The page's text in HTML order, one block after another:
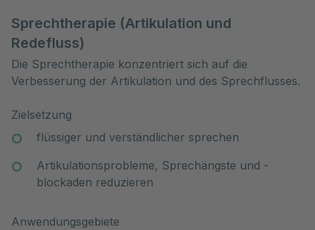
Sprechtherapie (Artikulation und
Redefluss)
Die Sprechtherapie konzentriert sich auf die
Verbesserung der Artikulation und des Sprechflusses.
Zielsetzung
flüssiger und verständlicher sprechen
Artikulationsprobleme, Sprechängste und -
blockaden reduzieren
Anwendungsgebiete